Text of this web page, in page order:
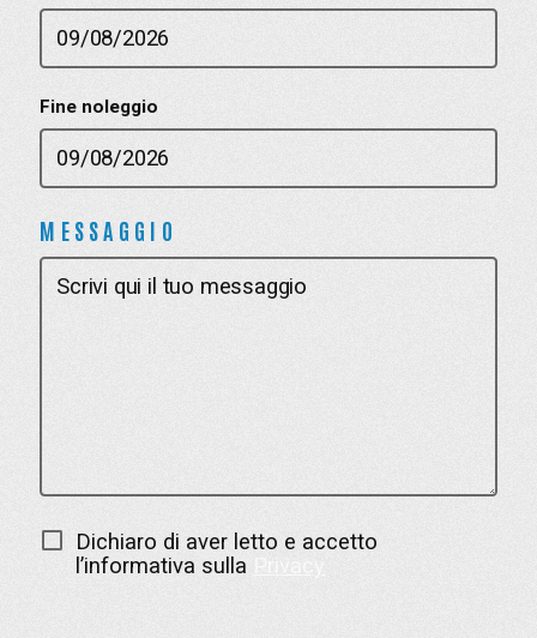
Fine noleggio
MESSAGGIO
Dichiaro di aver letto e accetto
l’informativa sulla Privacy